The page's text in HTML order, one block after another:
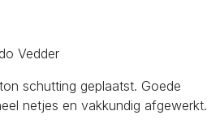
Vedder
schutting geplaatst. Goede
netjes en vakkundig afgewerkt.